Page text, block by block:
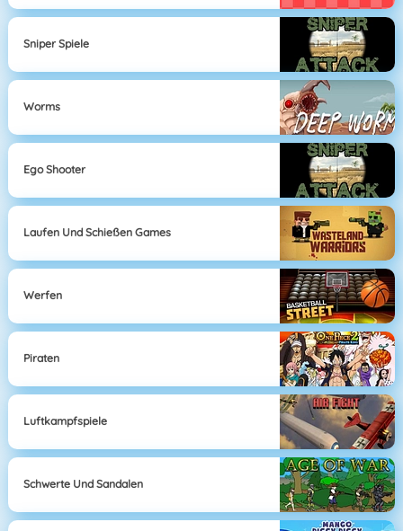
Sniper Spiele
Worms
Ego Shooter
Laufen Und Schießen Games
Werfen
Piraten
Luftkampfspiele
Schwerte Und Sandalen